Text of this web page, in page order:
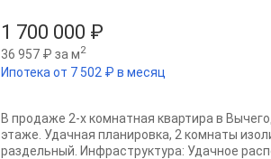
1 700 000 ₽
36 957 ₽ за м2
Ипотека от 7 502 ₽ в месяц
В продаже 2-х комнатная квартира в
этаже. Удачная планировка, 2 комнаты
раздельный. Инфраструктура: Удачное